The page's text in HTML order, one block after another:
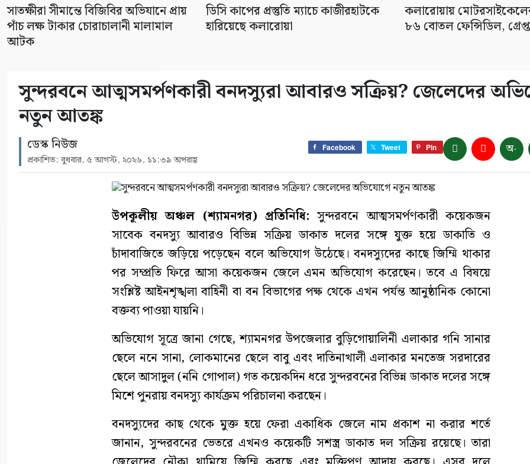
সাতক্ষীরা সীমান্তে বিজিবির অভিযানে প্রায়
পাঁচ লক্ষ টাকার চোরাচালানী মালামাল
আটক
ডিসি কাপের প্রস্তুতি ম্যাচে কাজীরহাটকে
হারিয়েছে কলারোয়া
কলারোয়ায়
৮৬ বোতল ফেন্সিডিল,
সুন্দরবনে আত্মসমর্পণকারী বনদস্যুরা আবারও সক্রিয়? জেলেদের
নতুন আতঙ্ক
ডেস্ক নিউজ
প্রকাশিত: বুধবার, ৫ আগস্ট, ২০২৬, ১১:৩৯ অপরাহ্ণ
Facebook Tweet Pin অ-
উপকূলীয় অঞ্চল (শ্যামনগর) প্রতিনিধি: সুন্দরবনে আত্মসমর্পণকারী কয়েকজন
সাবেক বনদস্যু আবারও বিভিন্ন সক্রিয় ডাকাত দলের সঙ্গে যুক্ত হয়ে ডাকাতি ও
চাঁদাবাজিতে জড়িয়ে পড়েছেন বলে অভিযোগ উঠেছে। বনদস্যুদের কাছে জিম্মি থাকার
পর সম্প্রতি ফিরে আসা কয়েকজন জেলে এমন অভিযোগ করেছেন। তবে এ বিষয়ে
সংশ্লিষ্ট আইনশৃঙ্খলা বাহিনী বা বন বিভাগের পক্ষ থেকে এখন পর্যন্ত আনুষ্ঠানিক কোনো
বক্তব্য পাওয়া যায়নি।
অভিযোগ সূত্রে জানা গেছে, শ্যামনগর উপজেলার বুড়িগোয়ালিনী এলাকার গনি সানার
ছেলে ননে সানা, লোকমানের ছেলে বাবু এবং দাতিনাখালী এলাকার মনতেজ সরদারের
ছেলে আসাদুল (ননি গোপাল) গত কয়েকদিন ধরে সুন্দরবনের বিভিন্ন ডাকাত দলের সঙ্গে
মিশে পুনরায় বনদস্যু কার্যক্রম পরিচালনা করছেন।
বনদস্যুদের কাছ থেকে মুক্ত হয়ে ফেরা একাধিক জেলে নাম প্রকাশ না করার শর্তে
জানান, সুন্দরবনের ভেতরে এখনও কয়েকটি সশস্ত্র ডাকাত দল সক্রিয় রয়েছে। তারা